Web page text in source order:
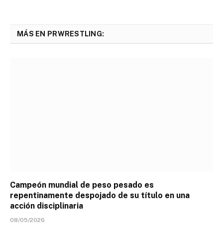
MÁS EN PRWRESTLING:
Campeón mundial de peso pesado es
repentinamente despojado de su título en una
acción disciplinaria
08/05/2026